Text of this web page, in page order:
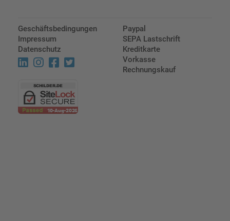
Geschäftsbedingungen
Impressum
Datenschutz
Paypal
SEPA Lastschrift
Kreditkarte
Vorkasse
Rechnungskauf